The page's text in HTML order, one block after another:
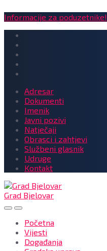
Informacije za poduzetnike!
Adresar
Dokumenti
Imenik
Javni pozivi
Natječaji
Obrasci i zahtjevi
Službeni glasnik
Udruge
Kontakt
Grad Bjelovar
Početna
Vijesti
Događanja